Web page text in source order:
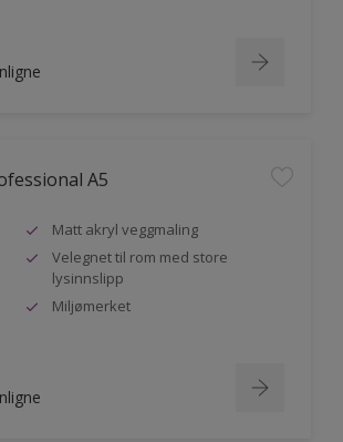
A5
Matt akryl veggmaling
Velegnet til rom med store
lysinnslipp
Miljømerket